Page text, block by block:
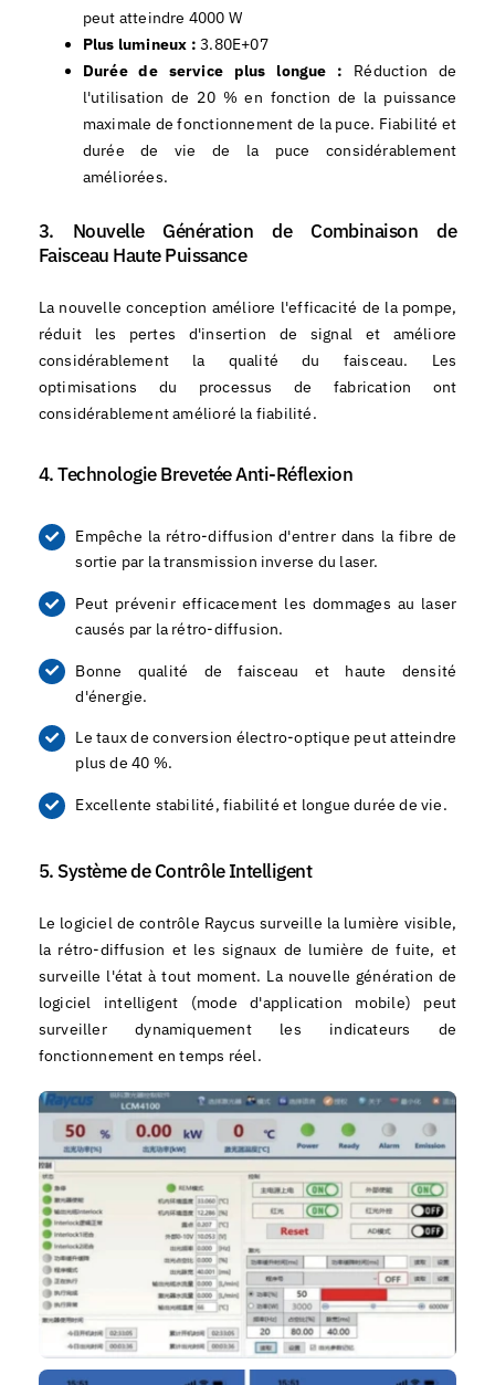
peut atteindre 4000 W
Plus lumineux : 3.80E+07
Durée de service plus longue : Réduction de
l'utilisation de 20 % en fonction de la puissance
maximale de fonctionnement de la puce. Fiabilité et
durée de vie de la puce considérablement
améliorées.
3. Nouvelle Génération de Combinaison de
Faisceau Haute Puissance
La nouvelle conception améliore l'efficacité de la pompe,
réduit les pertes d'insertion de signal et améliore
considérablement la qualité du faisceau. Les
optimisations du processus de fabrication ont
considérablement amélioré la fiabilité.
4. Technologie Brevetée Anti-Réflexion
Empêche la rétro-diffusion d'entrer dans la fibre de
sortie par la transmission inverse du laser.
Peut prévenir efficacement les dommages au laser
causés par la rétro-diffusion.
Bonne qualité de faisceau et haute densité
d'énergie.
Le taux de conversion électro-optique peut atteindre
plus de 40 %.
Excellente stabilité, fiabilité et longue durée de vie.
5. Système de Contrôle Intelligent
Le logiciel de contrôle Raycus surveille la lumière visible,
la rétro-diffusion et les signaux de lumière de fuite, et
surveille l'état à tout moment. La nouvelle génération de
logiciel intelligent (mode d'application mobile) peut
surveiller dynamiquement les indicateurs de
fonctionnement en temps réel.